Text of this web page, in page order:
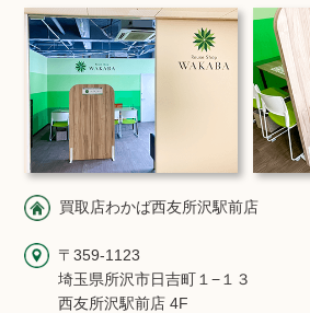
買取店わかば西友所沢駅前店
〒359-1123
埼玉県所沢市日吉町１−１３
西友所沢駅前店 4F